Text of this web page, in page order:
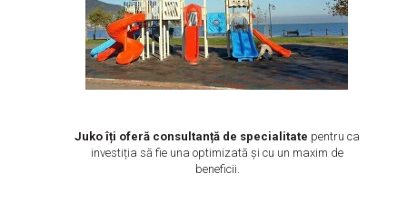
Juko îți oferă consultanță de specialitate pentru ca
investiția să fie una optimizată și cu un maxim de
beneficii.